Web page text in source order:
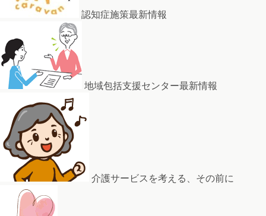
認知症施策最新情報
地域包括支援センター最新情報
介護サービスを考える、その前に